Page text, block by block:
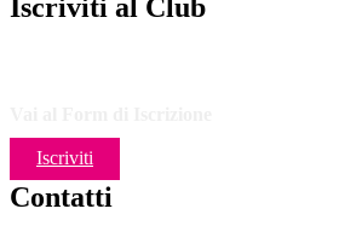
Iscriviti al Club
Iscriviti
Contatti